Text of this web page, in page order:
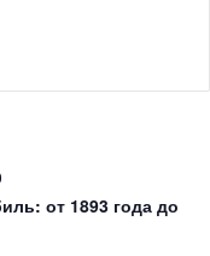
от 1893 года до